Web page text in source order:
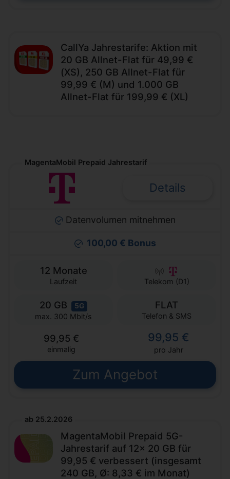
CallYa Jahrestarife: Aktion mit
20 GB Allnet-Flat für 49,99 €
(XS), 250 GB Allnet-Flat für
99,99 € (M) und 1.000 GB
Allnet-Flat für 199,99 € (XL)
MagentaMobil Prepaid Jahrestarif
Details
Datenvolumen mitnehmen
100,00 € Bonus
12 Monate
Laufzeit Telekom (D1)
20 GB 5G
max. 300 Mbit/s
FLAT
Telefon & SMS
99,95 €
einmalig
99,95 €
pro Jahr
Zum Angebot
ab 25.2.2026
MagentaMobil Prepaid 5G-
Jahrestarif auf 12x 20 GB für
99,95 € verbessert (insgesamt
240 GB, Ø: 8,33 € im Monat)